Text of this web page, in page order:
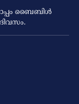
ബൈബിൾ
ദിവസം.